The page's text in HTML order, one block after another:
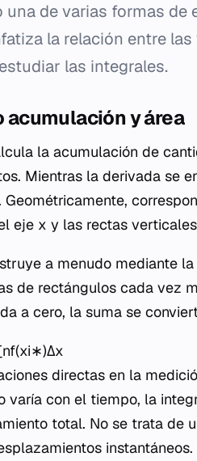
una de varias formas
la relación entre
las integrales.
acumulación y área
la acumulación de
Mientras la derivada se
eje x y las rectas
a menudo mediante
de rectángulos cada vez
a cero, la suma se
directas en la
varía con el tiempo, la
total. No se trata de